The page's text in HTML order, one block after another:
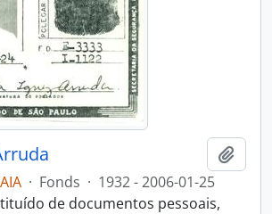
· Fonds · 1932 - 2006-01-25
de documentos pessoais,